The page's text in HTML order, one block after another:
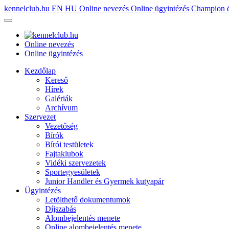
kennelclub.hu EN HU Online nevezés Online ügyintézés Champion
Online nevezés
Online ügyintézés
Kezdőlap
Kereső
Hírek
Galériák
Archívum
Szervezet
Vezetőség
Bírók
Bírói testületek
Fajtaklubok
Vidéki szervezetek
Sportegyesületek
Junior Handler és Gyermek kutyapár
Ügyintézés
Letölthető dokumentumok
Díjszabás
Alombejelentés menete
Online alombejelentés menete